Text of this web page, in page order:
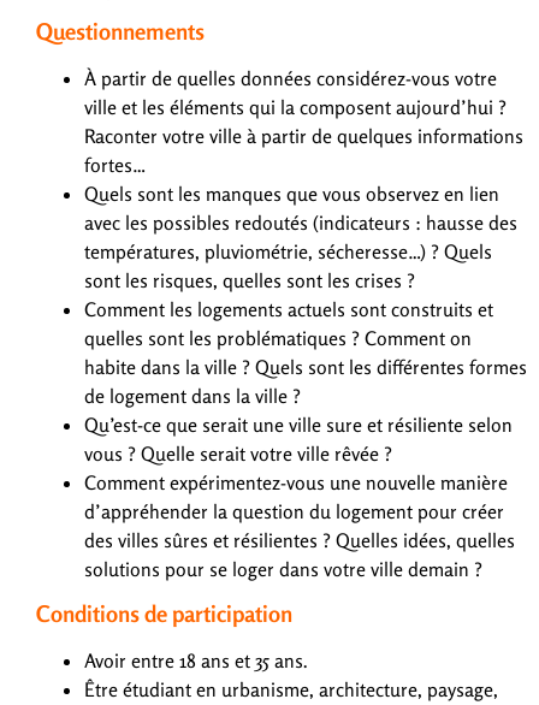
Questionnements
À partir de quelles données considérez-vous votre
ville et les éléments qui la composent aujourd’hui ?
Raconter votre ville à partir de quelques informations
fortes…
Quels sont les manques que vous observez en lien
avec les possibles redoutés (indicateurs : hausse des
températures, pluviométrie, sécheresse…) ? Quels
sont les risques, quelles sont les crises ?
Comment les logements actuels sont construits et
quelles sont les problématiques ? Comment on
habite dans la ville ? Quels sont les différentes formes
de logement dans la ville ?
Qu’est-ce que serait une ville sure et résiliente selon
vous ? Quelle serait votre ville rêvée ?
Comment expérimentez-vous une nouvelle manière
d’appréhender la question du logement pour créer
des villes sûres et résilientes ? Quelles idées, quelles
solutions pour se loger dans votre ville demain ?
Conditions de participation
Avoir entre 18 ans et 35 ans.
Être étudiant en urbanisme, architecture, paysage,